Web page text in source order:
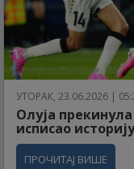
УТОРАК, 23.06.2026 |
Олуја
исписао историју
ПРОЧИТАЈ ВИШЕ